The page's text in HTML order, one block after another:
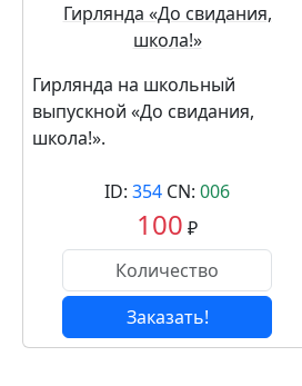
Гирлянда «До свидания,
школа!»
Гирлянда на школьный
выпускной «До свидания,
школа!».
ID: 354 CN: 006
100 ₽
Заказать!